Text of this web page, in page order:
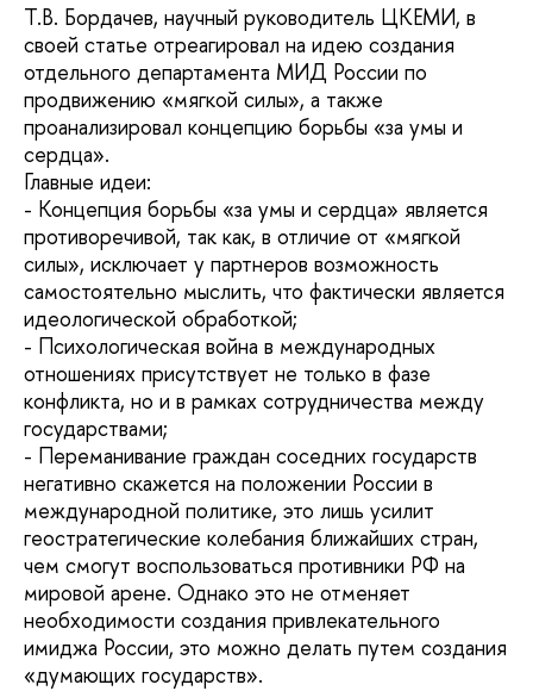
Т.В. Бордачев, научный руководитель ЦКЕМИ, в
своей статье отреагировал на идею создания
отдельного департамента МИД России по
продвижению «мягкой силы», а также
проанализировал концепцию борьбы «за умы и
сердца».
Главные идеи:
- Концепция борьбы «за умы и сердца» является
противоречивой, так как, в отличие от «мягкой
силы», исключает у партнеров возможность
самостоятельно мыслить, что фактически является
идеологической обработкой;
- Психологическая война в международных
отношениях присутствует не только в фазе
конфликта, но и в рамках сотрудничества между
государствами;
- Переманивание граждан соседних государств
негативно скажется на положении России в
международной политике, это лишь усилит
геостратегические колебания ближайших стран,
чем смогут воспользоваться противники РФ на
мировой арене. Однако это не отменяет
необходимости создания привлекательного
имиджа России, это можно делать путем создания
«думающих государств».